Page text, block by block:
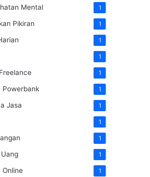
Mental 1
Pikiran 1
1
1
1
Powerbank 1
Jasa 1
1
1
1
Online 1